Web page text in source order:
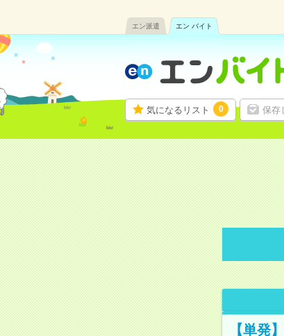
エン派遣 エン バイト
気になるリスト 0 保存
【単発